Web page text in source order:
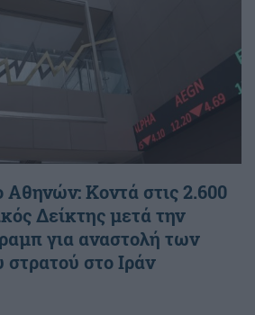
Αθηνών: Κοντά στις 2.600
Δείκτης μετά την
για αναστολή των
στο Ιράν